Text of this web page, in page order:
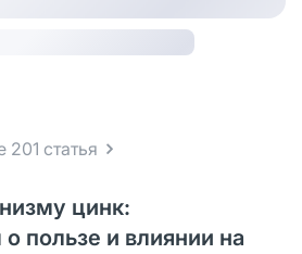
201 статья
цинк:
пользе и влиянии на